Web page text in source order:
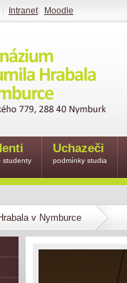
v Nymburce
studenty
Uchazeči
podmínky studia
Intranet| Moodle